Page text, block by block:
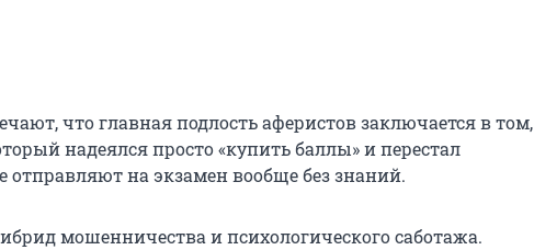
что главная подлость аферистов заключается в том,
надеялся просто «купить баллы» и перестал
отправляют на экзамен вообще без знаний.
мошенничества и психологического саботажа.